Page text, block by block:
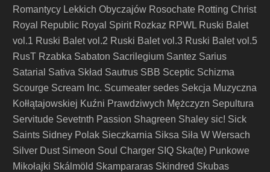
Romantycy Lekkich Obyczajów Rosochate Rotting Christ
Royal Republic Royal Spirit Rozkaz RPWL Ruski Balet
vol.1 Ruski Balet vol.2 Ruski Balet vol.3 Ruski Balet vol.5
RusT Rzabka Sabaton Sacrilegium Santez Sarius
Satarial Sativa Skład Sautrus SBB Sceptic Schizma
Scourge Scream Inc. Scumeater sedes Sekcja Muzyczna
Kołłątajowskiej Kuźni Prawdziwych Mężczyzn Sepultura
Servitude Sevetnth Passion Shagreen Shaley sic! Sick
Saints Sidney Polak Sieczkarnia Siksa Siła W Wersach
Silver Dust Simeon Soul Charger SIQ Ska(te) Punkowe
Mikołajki Skálmöld Skampararas Skindred Skubas